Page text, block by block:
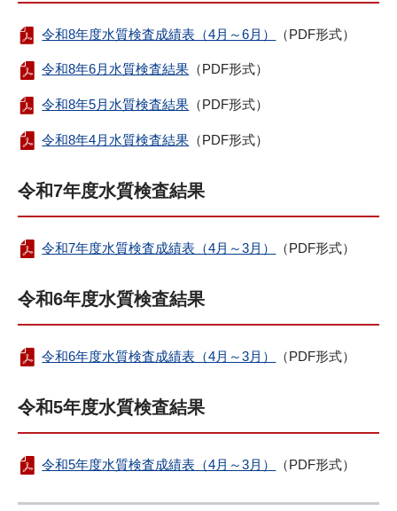
令和8年度水質検査成績表（4月～6月） （PDF形式）
令和8年6月水質検査結果 （PDF形式）
令和8年5月水質検査結果 （PDF形式）
令和8年4月水質検査結果 （PDF形式）
令和7年度水質検査結果
令和7年度水質検査成績表（4月～3月） （PDF形式）
令和6年度水質検査結果
令和6年度水質検査成績表（4月～3月） （PDF形式）
令和5年度水質検査結果
令和5年度水質検査成績表（4月～3月） （PDF形式）